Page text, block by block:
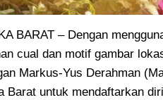
BARAT – Dengan
cual dan motif gambar
Markus-Yus Derahman
Barat untuk mendaftarkan